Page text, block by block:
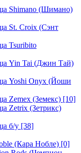
Shimano (Шимано)
St. Croix (Сэнт
Tsuribito
Yin Tai (Джин Тай)
Yoshi Onyx (Йоши
Zemex (Земекс) [10]
Zetrix (Зетрикс)
б/у [38]
(Кара Нобле) [0]